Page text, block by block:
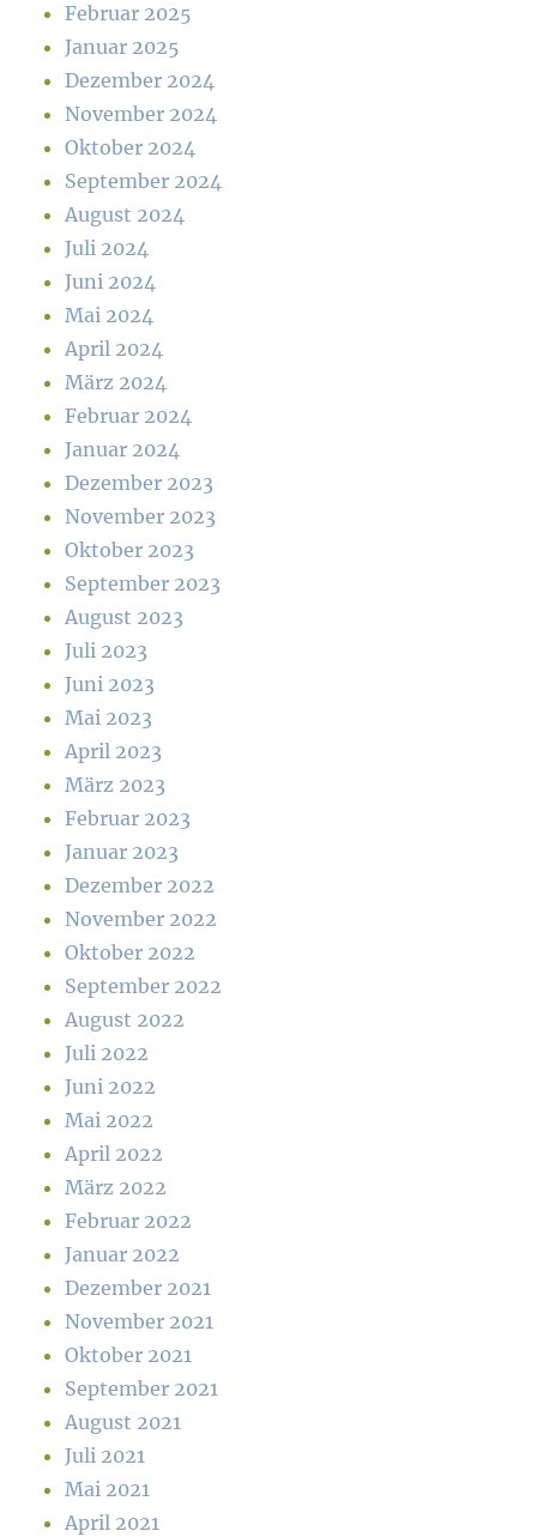
Februar 2025
Januar 2025
Dezember 2024
November 2024
Oktober 2024
September 2024
August 2024
Juli 2024
Juni 2024
Mai 2024
April 2024
März 2024
Februar 2024
Januar 2024
Dezember 2023
November 2023
Oktober 2023
September 2023
August 2023
Juli 2023
Juni 2023
Mai 2023
April 2023
März 2023
Februar 2023
Januar 2023
Dezember 2022
November 2022
Oktober 2022
September 2022
August 2022
Juli 2022
Juni 2022
Mai 2022
April 2022
März 2022
Februar 2022
Januar 2022
Dezember 2021
November 2021
Oktober 2021
September 2021
August 2021
Juli 2021
Mai 2021
April 2021